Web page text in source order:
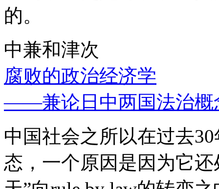
的。
中兼和津次
腐败的政治经济学
——兼论日中两国法治概
中国社会之所以在过去
态，一个原因是因为它